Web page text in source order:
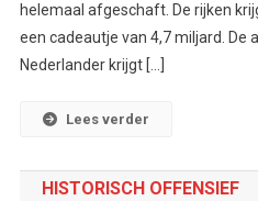
helemaal afgeschaft. De rijken
een cadeautje van 4,7 miljard. De
Nederlander krijgt […]
Lees verder
HISTORISCH OFFENSIEF